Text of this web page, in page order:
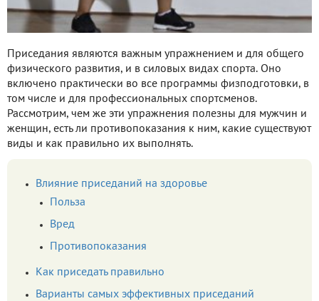
Приседания являются важным упражнением и для общего
физического развития, и в силовых видах спорта. Оно
включено практически во все программы физподготовки, в
том числе и для профессиональных спортсменов.
Рассмотрим, чем же эти упражнения полезны для мужчин и
женщин, есть ли противопоказания к ним, какие существуют
виды и как правильно их выполнять.
Влияние приседаний на здоровье
Польза
Вред
Противопоказания
Как приседать правильно
Варианты самых эффективных приседаний